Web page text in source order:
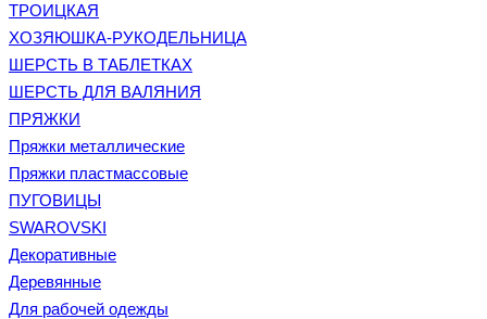
ТРОИЦКАЯ
ХОЗЯЮШКА-РУКОДЕЛЬНИЦА
ШЕРСТЬ В ТАБЛЕТКАХ
ШЕРСТЬ ДЛЯ ВАЛЯНИЯ
ПРЯЖКИ
Пряжки металлические
Пряжки пластмассовые
ПУГОВИЦЫ
SWAROVSKI
Декоративные
Деревянные
Для рабочей одежды